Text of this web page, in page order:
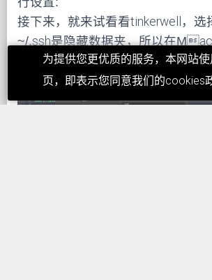
接下来，就来试看看tinkerwell，选
~/.ssh是隐藏数据夹，所以在
们可以透过
shift+cmd+g，来指定路径，并且
为提供您更优质的服务，本网站
页，即表示您同意我们的cookies